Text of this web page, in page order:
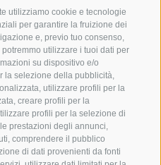
utilizziamo cookie e tecnologie
per garantire la fruizione dei
e, previo tuo consenso,
utilizzare i tuoi dati per
su dispositivo e/o
la selezione della pubblicità,
utilizzare profili per la
creare profili per la
profili per la selezione di
prestazioni degli annunci,
comprendere il pubblico
di dati provenienti da fonti
765325